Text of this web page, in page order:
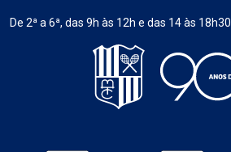
De 2ª a 6ª, das 9h às 12h e das 14 às 18h30